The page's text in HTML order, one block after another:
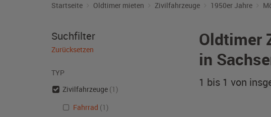
Startseite Oldtimer mieten Zivilfahrzeuge 1950er Jahre
Oldtimer
in
1 bis 1 von
Suchfilter
Zurücksetzen
TYP
Zivilfahrzeuge (1)
Fahrrad (1)